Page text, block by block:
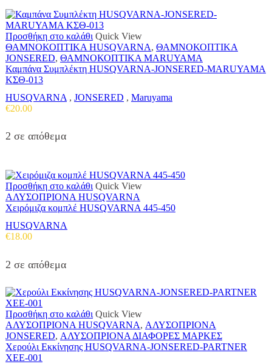
Προσθήκη στο καλάθι Quick View
ΘΑΜΝΟΚΟΠΤΙΚΑ HUSQVARNA, ΘΑΜΝΟΚΟΠΤΙΚΑ
JONSERED, ΘΑΜΝΟΚΟΠΤΙΚΑ MARUYAMA
Καμπάνα Συμπλέκτη HUSQVARNA-JONSERED-MARUYAMA
ΚΣΘ-013
HUSQVARNA , JONSERED , Maruyama
€20.00
2 σε απόθεμα
Προσθήκη στο καλάθι Quick View
ΑΛΥΣΟΠΡΙΟΝΑ HUSQVARNA
Χειρόμιζα κομπλέ HUSQVARNA 445-450
HUSQVARNA
€18.00
2 σε απόθεμα
Προσθήκη στο καλάθι Quick View
ΑΛΥΣΟΠΡΙΟΝΑ HUSQVARNA, ΑΛΥΣΟΠΡΙΟΝΑ
JONSERED, ΑΛΥΣΟΠΡΙΟΝΑ ΔΙΑΦΟΡΕΣ ΜΑΡΚΕΣ
Χερούλι Εκκίνησης HUSQVARNA-JONSERED-PARTNER
ΧΕΕ-001